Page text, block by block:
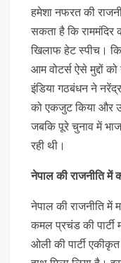
हमेशा नफरत की
सकता है कि राममंदिर
खिलाफ हेट स्पीच।
आम वोटर्स ऐसे मुद्दों
इंडिया गठबंधन ने नरेंद्र
को एकजुट किया और
जबकि पूरे चुनाव में
रही थी।
नेपाल की राजनीति में
नेपाल की राजनीति में
कमल प्रचंड की पार्टी
ओली की पार्टी